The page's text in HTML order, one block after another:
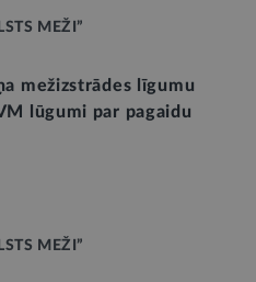
MEŽI”
mežizstrādes līgumu
lūgumi par pagaidu
MEŽI”